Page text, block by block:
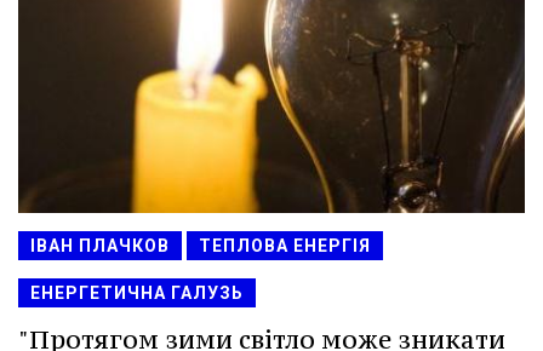
ІВАН ПЛАЧКОВ ТЕПЛОВА ЕНЕРГІЯ
ЕНЕРГЕТИЧНА ГАЛУЗЬ
"Протягом зими світло може зникати